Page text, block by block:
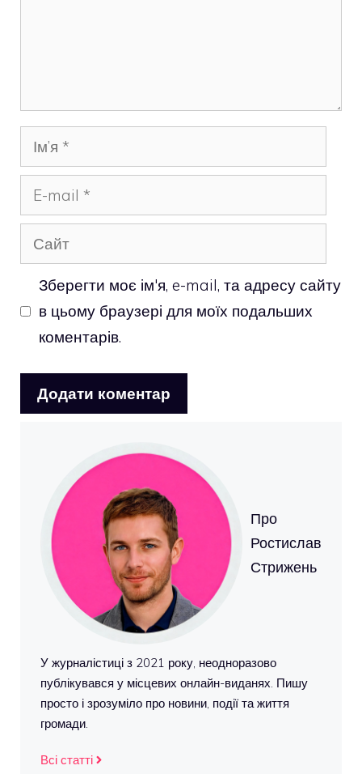
Ім’я
mail
Сайт
Зберегти моє ім'я, e-mail, та адресу сайту
в цьому браузері для моїх подальших
коментарів.
Про
Ростислав
Стрижень
У журналістиці з 2021 року, неодноразово
публікувався у місцевих онлайн-виданях. Пишу
просто і зрозуміло про новини, події та життя
громади.
Всі статті